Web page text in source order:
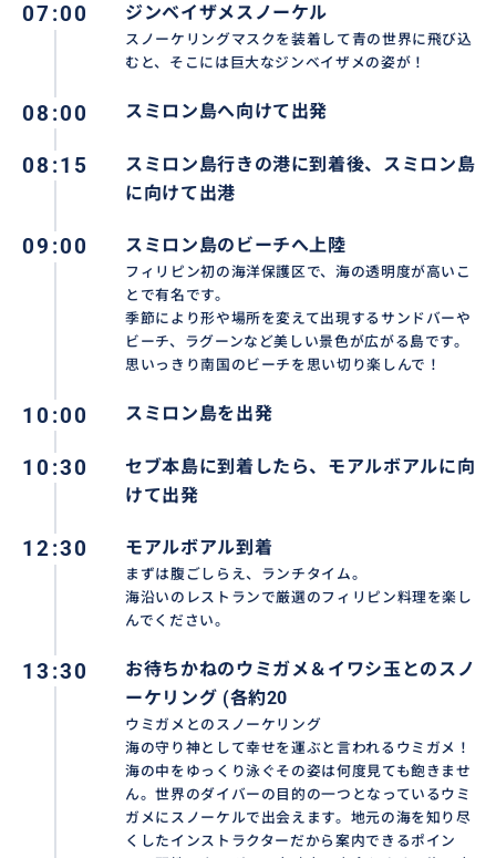
07:00 ジンベイザメスノーケル
スノーケリングマスクを装着して青の世界に飛び込
むと、そこには巨大なジンベイザメの姿が！
08:00 スミロン島へ向けて出発
08:15
スミロン島行きの港に到着後、スミロン島
に向けて出港
09:00 スミロン島のビーチへ上陸
フィリピン初の海洋保護区で、海の透明度が高いこ
とで有名です。
季節により形や場所を変えて出現するサンドバーや
ビーチ、ラグーンなど美しい景色が広がる島です。
思いっきり南国のビーチを思い切り楽しんで！
10:00 スミロン島を出発
10:30
セブ本島に到着したら、モアルボアルに向
けて出発
12:30 モアルボアル到着
まずは腹ごしらえ、ランチタイム。
海沿いのレストランで厳選のフィリピン料理を楽し
んでください。
13:30
お待ちかねのウミガメ＆イワシ玉とのスノ
ーケリング (各約20
ウミガメとのスノーケリング
海の守り神として幸せを運ぶと言われるウミガメ！
海の中をゆっくり泳ぐその姿は何度見ても飽きませ
ん。世界のダイバーの目的の一つとなっているウミ
ガメにスノーケルで出会えます。地元の海を知り尽
くしたインストラクターだから案内できるポイン